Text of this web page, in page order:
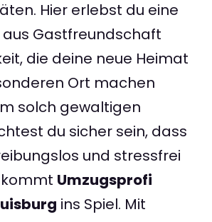
Hier erlebst du eine
Gastfreundschaft
die deine neue Heimat
Ort machen
solch gewaltigen
du sicher sein, dass
und stressfrei
Umzugsprofi
ins Spiel. Mit